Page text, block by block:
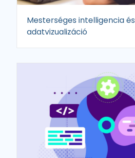
Mesterséges intelligencia és
adatvizualizáció